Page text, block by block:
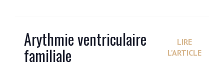
Arythmie ventriculaire
familiale
LIRE
L'ARTICLE